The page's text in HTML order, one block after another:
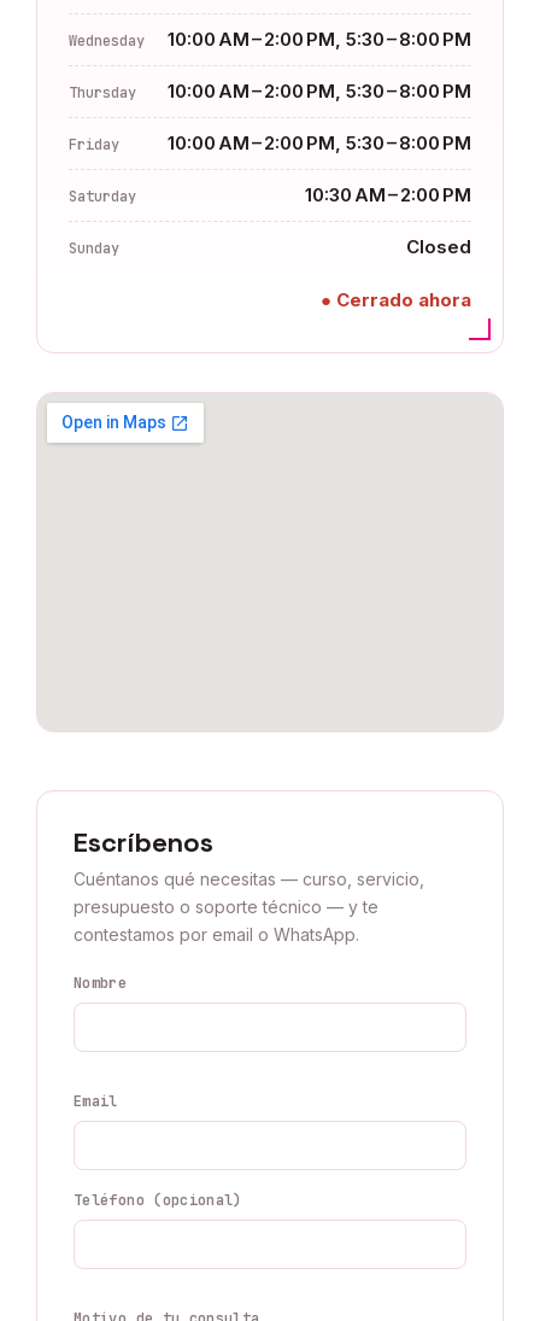
Wednesday 10:00 AM – 2:00 PM, 5:30 – 8:00 PM
Thursday 10:00 AM – 2:00 PM, 5:30 – 8:00 PM
Friday 10:00 AM – 2:00 PM, 5:30 – 8:00 PM
Saturday 10:30 AM – 2:00 PM
Sunday Closed
● Cerrado ahora
Escríbenos
Cuéntanos qué necesitas — curso, servicio,
presupuesto o soporte técnico — y te
contestamos por email o WhatsApp.
Nombre
Email
Teléfono (opcional)